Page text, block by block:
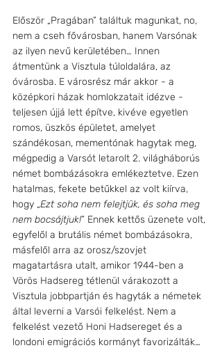
Először „Pragában” találtuk magunkat, no,
nem a cseh fővárosban, hanem Varsónak
az ilyen nevű kerületében… Innen
átmentünk a Visztula túloldalára, az
óvárosba. E városrész már akkor - a
középkori házak homlokzatait idézve -
teljesen újjá lett építve, kivéve egyetlen
romos, üszkös épületet, amelyet
szándékosan, mementónak hagytak meg,
mégpedig a Varsót letarolt 2. világháborús
német bombázásokra emlékeztetve. Ezen
hatalmas, fekete betűkkel az volt kiírva,
hogy „Ezt soha nem felejtjük, és soha meg
nem bocsájtjuk!” Ennek kettős üzenete volt,
egyfelől a brutális német bombázásokra,
másfelől arra az orosz/szovjet
magatartásra utalt, amikor 1944-ben a
Vörös Hadsereg tétlenül várakozott a
Visztula jobbpartján és hagyták a németek
által leverni a Varsói felkelést. Nem a
felkelést vezető Honi Hadsereget és a
londoni emigrációs kormányt favorizálták…